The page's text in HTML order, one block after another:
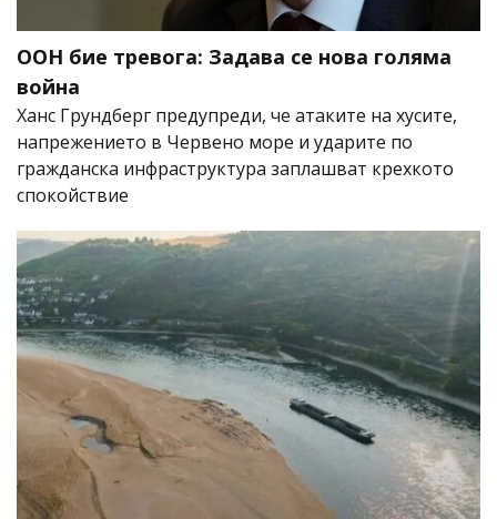
ООН бие тревога: Задава се нова голяма
война
Ханс Грундберг предупреди, че атаките на хусите,
напрежението в Червено море и ударите по
гражданска инфраструктура заплашват крехкото
спокойствие